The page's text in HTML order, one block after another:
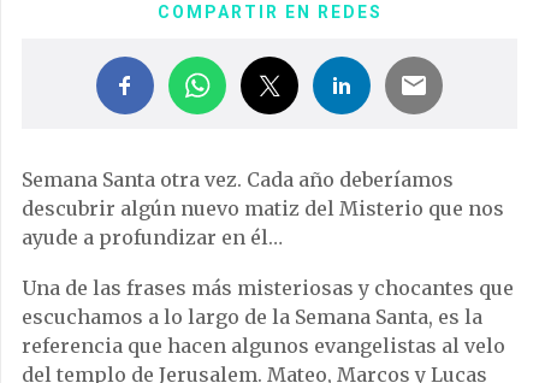
COMPARTIR EN REDES
Semana Santa otra vez. Cada año deberíamos
descubrir algún nuevo matiz del Misterio que nos
ayude a profundizar en él…
Una de las frases más misteriosas y chocantes que
escuchamos a lo largo de la Semana Santa, es la
referencia que hacen algunos evangelistas al velo
del templo de Jerusalem. Mateo, Marcos y Lucas